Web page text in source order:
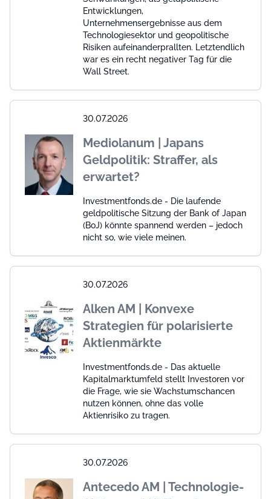
Entwicklungen,
Unternehmensergebnisse aus dem
Technologiesektor und geopolitische
Risiken aufeinanderprallten. Letztendlich
war es ein recht negativer Tag für die
Wall Street.
30.07.2026
Mediolanum | Japans
Geldpolitik: Straffer, als
erwartet?
Investmentfonds.de - Die laufende
geldpolitische Sitzung der Bank of Japan
(BoJ) könnte spannend werden – jedoch
nicht so, wie viele meinen.
30.07.2026
Alken AM | Konvexe
Strategien für polarisierte
Aktienmärkte
Investmentfonds.de - Das aktuelle
Kapitalmarktumfeld stellt Investoren vor
die Frage, wie sie Wachstumschancen
nutzen können, ohne das volle
Aktienrisiko zu tragen.
30.07.2026
Antecedo AM | Technologie-